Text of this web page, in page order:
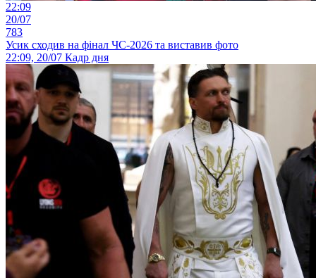
22:09
20/07
783
Усик сходив на фінал ЧС-2026 та виставив фото
22:09, 20/07 Кадр дня